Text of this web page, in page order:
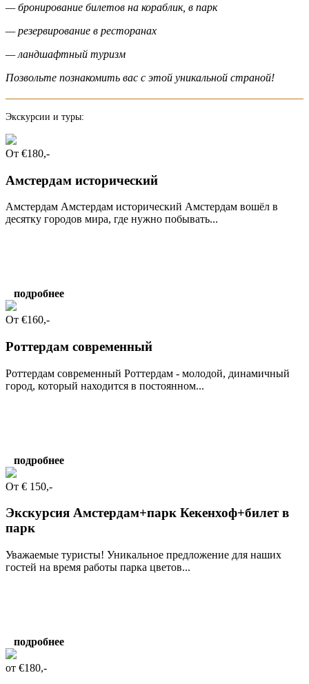
— бронирование билетов на кораблик, в парк
— резервирование в ресторанах
— ландшафтный туризм
Позвольте познакомить вас с этой уникальной страной!
Экскурсии и туры:
От €180,-
Амстердам исторический
Амстердам Амстердам исторический Амстердам вошёл в
десятку городов мира, где нужно побывать...
подробнее
От €160,-
Роттердам современный
Роттердам современный Роттердам - молодой, динамичный
город, который находится в постоянном...
подробнее
От € 150,-
Экскурсия Амстердам+парк Кекенхоф+билет в
парк
Уважаемые туристы! Уникальное предложение для наших
гостей на время работы парка цветов...
подробнее
от €180,-